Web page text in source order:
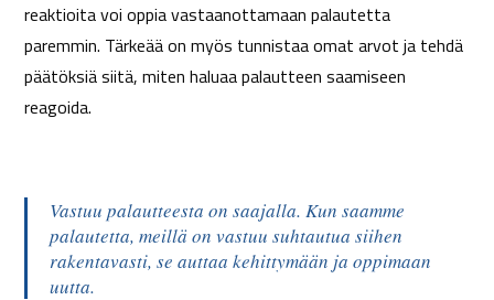
reaktioita voi oppia vastaanottamaan palautetta
paremmin. Tärkeää on myös tunnistaa omat arvot ja tehdä
päätöksiä siitä, miten haluaa palautteen saamiseen
reagoida.
Vastuu palautteesta on saajalla. Kun saamme
palautetta, meillä on vastuu suhtautua siihen
rakentavasti, se auttaa kehittymään ja oppimaan
uutta.